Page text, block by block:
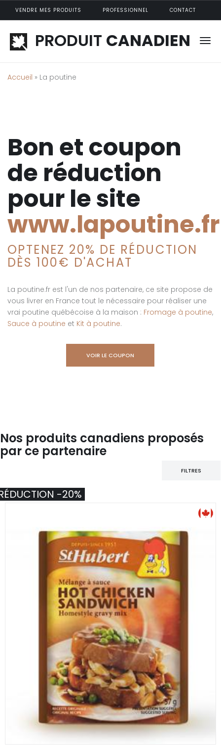
Aller au contenu principal
VENDRE MES PRODUITS PROFESSIONNEL CONTACT
PRODUIT CANADIEN
Accueil » La poutine
Bon et coupon
de réduction
pour le site
www.lapoutine.fr
OPTENEZ 20% DE RÉDUCTION
DÈS 100€ D'ACHAT
La poutine.fr est l'un de nos partenaire, ce site propose de
vous livrer en France tout le nécessaire pour réaliser une
vrai poutine québécoise à la maison : Fromage à poutine,
Sauce à poutine et Kit à poutine.
VOIR LE COUPON
Nos produits canadiens proposés
par ce partenaire
FILTRES
-20%